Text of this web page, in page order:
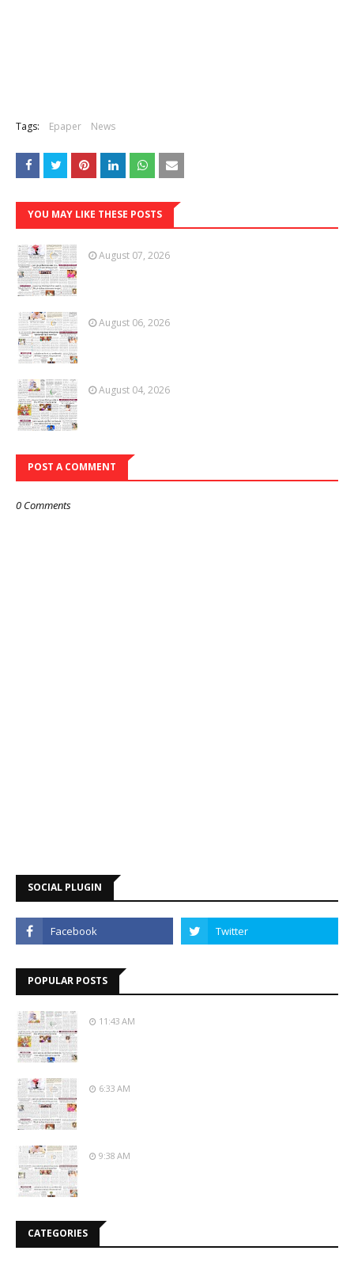
Tags: Epaper News
YOU MAY LIKE THESE POSTS
August 07, 2026
August 06, 2026
August 04, 2026
POST A COMMENT
0 Comments
SOCIAL PLUGIN
POPULAR POSTS
11:43 AM
6:33 AM
9:38 AM
CATEGORIES